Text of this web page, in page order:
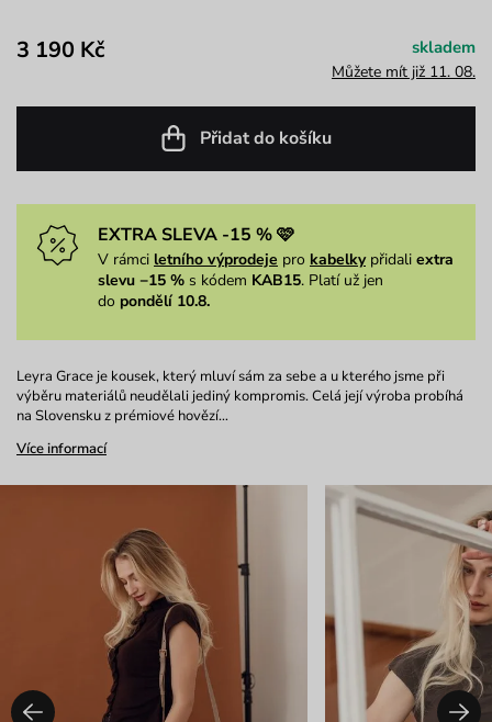
3 190 Kč skladem
Můžete mít již 11. 08.
Přidat do košíku
EXTRA SLEVA -15 % 🩷
V rámci letního výprodeje pro kabelkypřidali extra
slevu −15 % s kódem KAB15. Platí už jen
do pondělí 10.8.
Leyra Grace je kousek, který mluví sám za sebe a u kterého jsme při
výběru materiálů neudělali jediný kompromis. Celá její výroba probíhá
na Slovensku z prémiové hovězí…
Více informací